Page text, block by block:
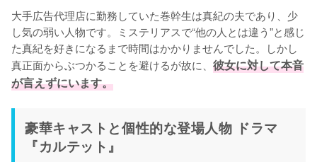
大手広告代理店に勤務していた巻幹生は真紀の夫であり、少
し気の弱い人物です。ミステリアスで“他の人とは違う”と感じ
た真紀を好きになるまで時間はかかりませんでした。しかし
真正面からぶつかることを避けるが故に、 彼女に対して本音
が言えずにいます。
豪華キャストと個性的な登場人物 ドラマ
『カルテット』